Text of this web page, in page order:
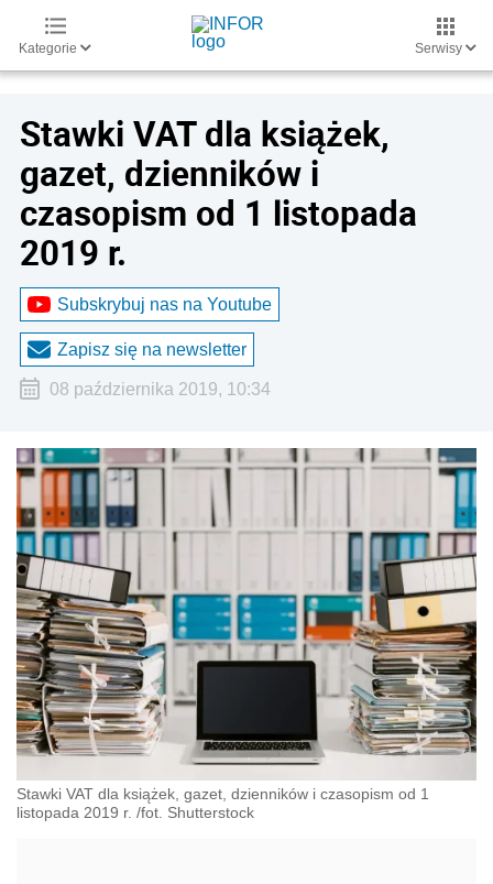
Kategorie Serwisy
Stawki VAT dla książek,
gazet, dzienników i
czasopism od 1 listopada
2019 r.
Subskrybuj nas na Youtube
Zapisz się na newsletter
08 października 2019, 10:34
Stawki VAT dla książek, gazet, dzienników i czasopism od 1
listopada 2019 r. /fot. Shutterstock